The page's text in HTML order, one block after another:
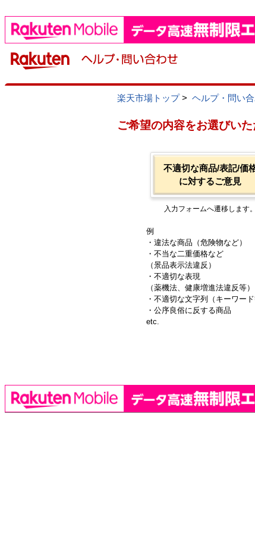
楽天市場トップ> ヘルプ・問い
ご希望の内容をお選びい
不適切な商品/表記/価
に対するご意見
入力フォームへ遷移します。
例
・違法な商品（危険物など）
・不当な二重価格など
（景品表示法違反）
・不適切な表現
（薬機法、健康増進法違反等）
・不適切な文字列（キーワード
・公序良俗に反する商品
etc.